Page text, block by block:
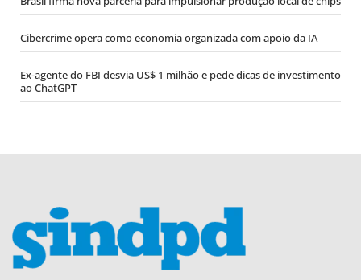
Cibercrime opera como economia organizada com apoio da IA
Ex-agente do FBI desvia US$ 1 milhão e pede dicas de investimento
ao ChatGPT